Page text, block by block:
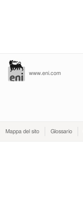
www.eni.com
Mappa del sito Glossario